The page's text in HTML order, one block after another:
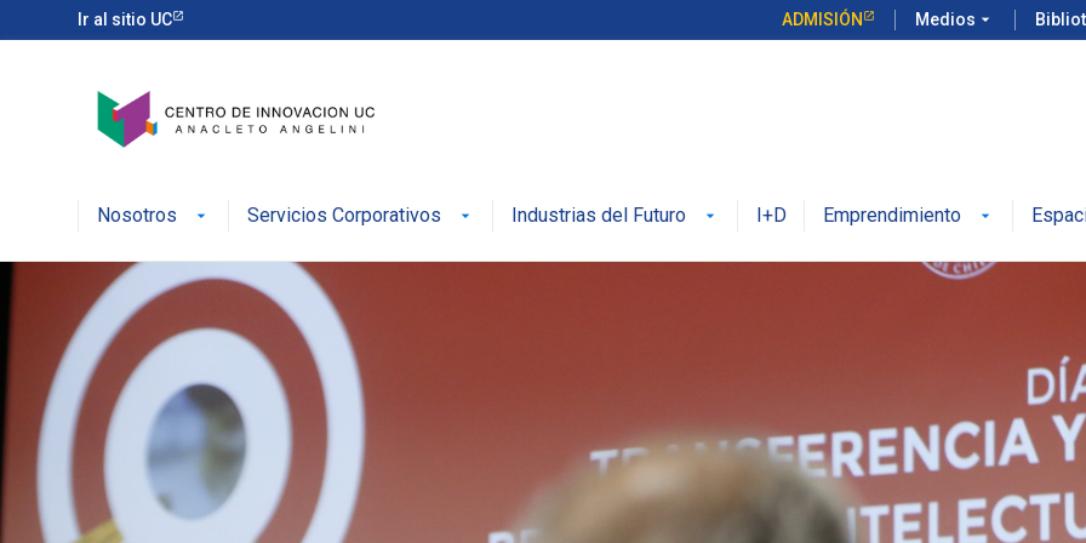
Ir al sitio UC ADMISIÓN Medios arrow_drop_down
Nosotros Servicios Corporativos Industrias del Futuro I+D Emprendimiento